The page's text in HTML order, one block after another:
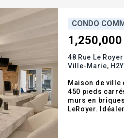
CONDO
1,250,000
48 Rue Le
Ville-Marie,
Maison de ville
450 pieds
murs en
LeRoyer.